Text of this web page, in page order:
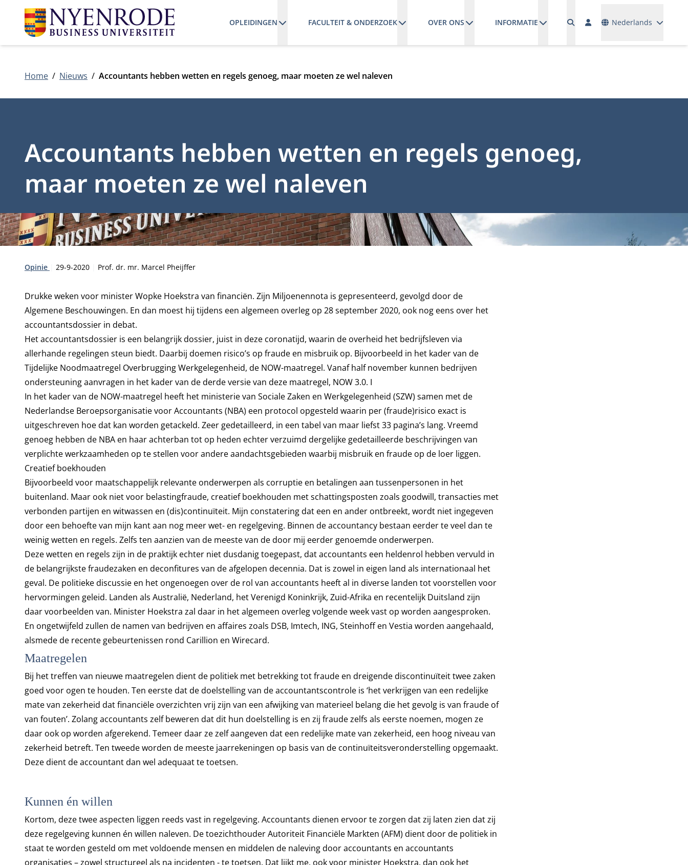
OPLEIDINGEN FACULTEIT & ONDERZOEK OVER ONS INFORMATIE Nederlands
Home Nieuws Accountants hebben wetten en regels genoeg, maar moeten ze wel naleven
Accountants hebben wetten en regels genoeg,
maar moeten ze wel naleven
Type:
Opinie Publicatiedatum:
29-9-2020 Auteur:
Prof. dr. mr. Marcel Pheijffer
Drukke weken voor minister Wopke Hoekstra van financiën. Zijn Miljoenennota is gepresenteerd, gevolgd door de
Algemene Beschouwingen. En dan moest hij tijdens een algemeen overleg op 28 september 2020, ook nog eens over het
accountantsdossier in debat.
Het accountantsdossier is een belangrijk dossier, juist in deze coronatijd, waarin de overheid het bedrijfsleven via
allerhande regelingen steun biedt. Daarbij doemen risico’s op fraude en misbruik op. Bijvoorbeeld in het kader van de
Tijdelijke Noodmaatregel Overbrugging Werkgelegenheid, de NOW-maatregel. Vanaf half november kunnen bedrijven
ondersteuning aanvragen in het kader van de derde versie van deze maatregel, NOW 3.0. I
In het kader van de NOW-maatregel heeft het ministerie van Sociale Zaken en Werkgelegenheid (SZW) samen met de
Nederlandse Beroepsorganisatie voor Accountants (NBA) een protocol opgesteld waarin per (fraude)risico exact is
uitgeschreven hoe dat kan worden getackeld. Zeer gedetailleerd, in een tabel van maar liefst 33 pagina’s lang. Vreemd
genoeg hebben de NBA en haar achterban tot op heden echter verzuimd dergelijke gedetailleerde beschrijvingen van
verplichte werkzaamheden op te stellen voor andere aandachtsgebieden waarbij misbruik en fraude op de loer liggen.
Creatief boekhouden
Bijvoorbeeld voor maatschappelijk relevante onderwerpen als corruptie en betalingen aan tussenpersonen in het
buitenland. Maar ook niet voor belastingfraude, creatief boekhouden met schattingsposten zoals goodwill, transacties met
verbonden partijen en witwassen en (dis)continuïteit. Mijn constatering dat een en ander ontbreekt, wordt niet ingegeven
door een behoefte van mijn kant aan nog meer wet- en regelgeving. Binnen de accountancy bestaan eerder te veel dan te
weinig wetten en regels. Zelfs ten aanzien van de meeste van de door mij eerder genoemde onderwerpen.
Deze wetten en regels zijn in de praktijk echter niet dusdanig toegepast, dat accountants een heldenrol hebben vervuld in
de belangrijkste fraudezaken en deconfitures van de afgelopen decennia. Dat is zowel in eigen land als internationaal het
geval. De politieke discussie en het ongenoegen over de rol van accountants heeft al in diverse landen tot voorstellen voor
hervormingen geleid. Landen als Australië, Nederland, het Verenigd Koninkrijk, Zuid-Afrika en recentelijk Duitsland zijn
daar voorbeelden van. Minister Hoekstra zal daar in het algemeen overleg volgende week vast op worden aangesproken.
En ongetwijfeld zullen de namen van bedrijven en affaires zoals DSB, Imtech, ING, Steinhoff en Vestia worden aangehaald,
alsmede de recente gebeurtenissen rond Carillion en Wirecard.
Maatregelen
Bij het treffen van nieuwe maatregelen dient de politiek met betrekking tot fraude en dreigende discontinuïteit twee zaken
goed voor ogen te houden. Ten eerste dat de doelstelling van de accountantscontrole is ‘het verkrijgen van een redelijke
mate van zekerheid dat financiële overzichten vrij zijn van een afwijking van materieel belang die het gevolg is van fraude of
van fouten’. Zolang accountants zelf beweren dat dit hun doelstelling is en zij fraude zelfs als eerste noemen, mogen ze
daar ook op worden afgerekend. Temeer daar ze zelf aangeven dat een redelijke mate van zekerheid, een hoog niveau van
zekerheid betreft. Ten tweede worden de meeste jaarrekeningen op basis van de continuïteitsveronderstelling opgemaakt.
Deze dient de accountant dan wel adequaat te toetsen.
Kunnen én willen
Kortom, deze twee aspecten liggen reeds vast in regelgeving. Accountants dienen ervoor te zorgen dat zij laten zien dat zij
deze regelgeving kunnen én willen naleven. De toezichthouder Autoriteit Financiële Markten (AFM) dient door de politiek in
staat te worden gesteld om met voldoende mensen en middelen de naleving door accountants en accountants
organisaties – zowel structureel als na incidenten - te toetsen. Dat lijkt me, ook voor minister Hoekstra, dan ook het